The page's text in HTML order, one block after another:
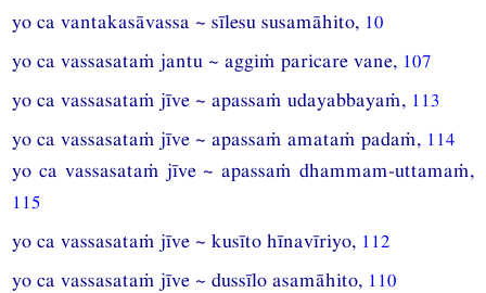
yo ca vantakasāvassa ~ sīlesu susamāhito, 10
yo ca vassasataṁ jantu ~ aggiṁ paricare vane, 107
yo ca vassasataṁ jīve ~ apassaṁ udayabbayaṁ, 113
yo ca vassasataṁ jīve ~ apassaṁ amataṁ padaṁ, 114
yo ca vassasataṁ jīve ~ apassaṁ dhammam-uttamaṁ,
115
yo ca vassasataṁ jīve ~ kusīto hīnavīriyo, 112
yo ca vassasataṁ jīve ~ dussīlo asamāhito, 110